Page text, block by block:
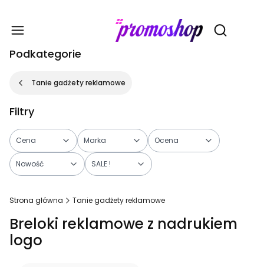
Otwórz
Podkategorie
Tanie gadżety reklamowe
Filtry
Cena Marka Ocena
Nowość SALE !
Strona główna Tanie gadżety reklamowe
Breloki reklamowe z nadrukiem
logo